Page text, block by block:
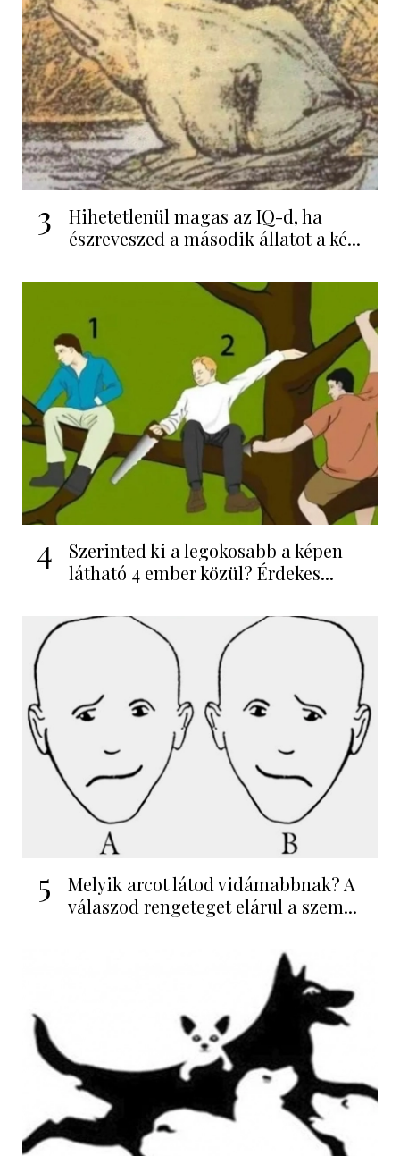
3
Hihetetlenül magas az IQ-d, ha
észreveszed a második állatot a ké...
4
Szerinted ki a legokosabb a képen
látható 4 ember közül? Érdekes...
5
Melyik arcot látod vidámabbnak? A
válaszod rengeteget elárul a szem...